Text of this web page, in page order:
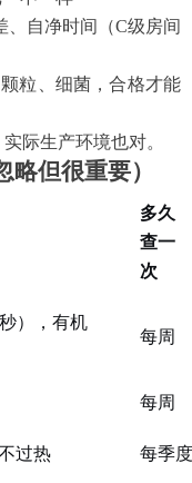
、自净时间（C级房间
粒、细菌，合格才能
际生产环境也对。
但很重要）
多久
查一
次
），有机
每周
每周
过热 每季